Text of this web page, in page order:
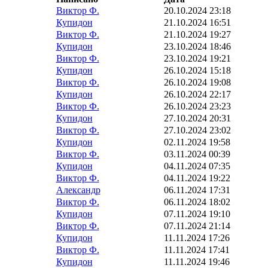
Виктор Ф.
20.10.2024 23:18
Купидон
21.10.2024 16:51
Виктор Ф.
21.10.2024 19:27
Купидон
23.10.2024 18:46
Виктор Ф.
23.10.2024 19:21
Купидон
26.10.2024 15:18
Виктор Ф.
26.10.2024 19:08
Купидон
26.10.2024 22:17
Виктор Ф.
26.10.2024 23:23
Купидон
27.10.2024 20:31
Виктор Ф.
27.10.2024 23:02
Купидон
02.11.2024 19:58
Виктор Ф.
03.11.2024 00:39
Купидон
04.11.2024 07:35
Виктор Ф.
04.11.2024 19:22
Александр
06.11.2024 17:31
Виктор Ф.
06.11.2024 18:02
Купидон
07.11.2024 19:10
Виктор Ф.
07.11.2024 21:14
Купидон
11.11.2024 17:26
Виктор Ф.
11.11.2024 17:41
Купидон
11.11.2024 19:46